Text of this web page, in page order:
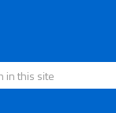
in this site